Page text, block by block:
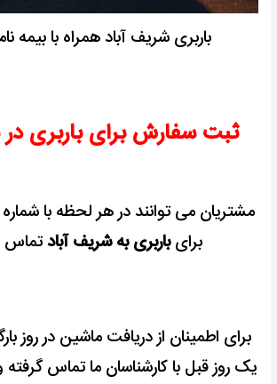
باربری شریف آباد همراه با بیمه
ثبت سفارش برای باربری
مشتریان می توانند در هر لحظه با شماره
برایباربری به شریف آبادتماس
برای اطمینان از دریافت ماشین در روز
یک روز قبل با کارشناسان ما تماس